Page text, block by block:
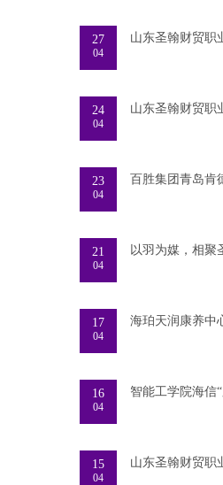
27
04
24
04
23
04
21
04
17
04
16
04
15
04